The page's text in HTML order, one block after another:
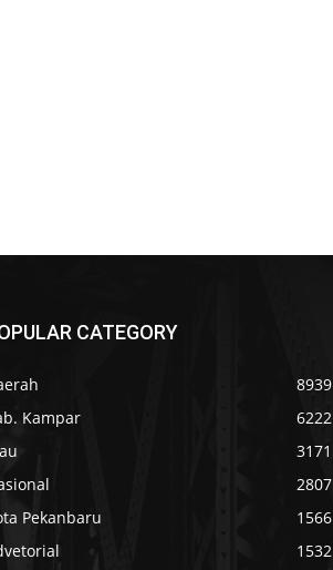
CATEGORY
8939
Kampar
6222
3171
2807
Pekanbaru
1566
1532